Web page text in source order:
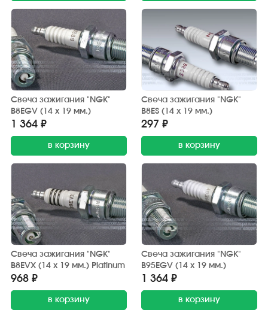
Свеча зажигания "NGK"
B8EGV (14 х 19 мм.)
1 364 ₽
в корзину
Свеча зажигания "NGK"
B8ES (14 х 19 мм.)
297 ₽
в корзину
Свеча зажигания "NGK"
B8EVX (14 х 19 мм.) Platinum
968 ₽
в корзину
Свеча зажигания "NGK"
B95EGV (14 х 19 мм.)
1 364 ₽
в корзину